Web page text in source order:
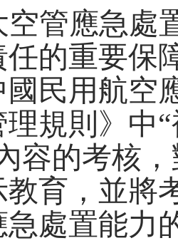
空管應急處
的重要保
民用航空
理規則》中
容的考核
教育，並將
處置能力